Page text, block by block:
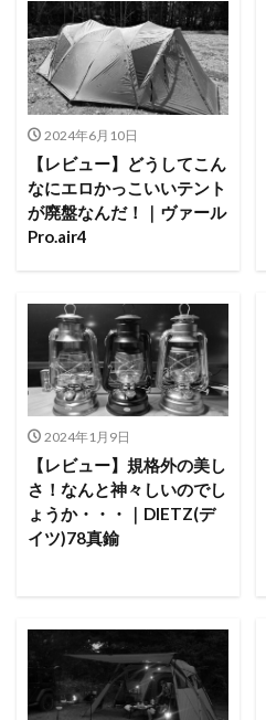
2024年6月10日
【レビュー】どうしてこん
なにエロかっこいいテント
が廃盤なんだ！｜ヴァール
Pro.air4
2024年1月9日
【レビュー】規格外の美し
さ！なんと神々しいのでし
ょうか・・・｜DIETZ(デ
イツ)78真鍮